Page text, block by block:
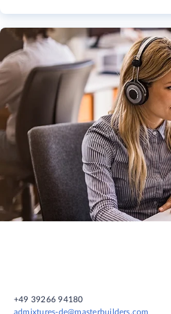
+49 39266 94180
admixtures-de@masterbuilders.com